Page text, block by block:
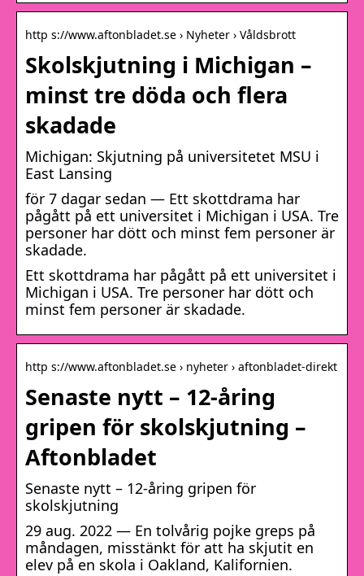
http s://www.aftonbladet.se › Nyheter › Våldsbrott
Skolskjutning i Michigan –
minst tre döda och flera
skadade
Michigan: Skjutning på universitetet MSU i
East Lansing
för 7 dagar sedan — Ett skottdrama har
pågått på ett universitet i Michigan i USA. Tre
personer har dött och minst fem personer är
skadade.
Ett skottdrama har pågått på ett universitet i
Michigan i USA. Tre personer har dött och
minst fem personer är skadade.
http s://www.aftonbladet.se › nyheter › aftonbladet-direkt
Senaste nytt – 12-åring
gripen för skolskjutning –
Aftonbladet
Senaste nytt – 12-åring gripen för
skolskjutning
29 aug. 2022 — En tolvårig pojke greps på
måndagen, misstänkt för att ha skjutit en
elev på en skola i Oakland, Kalifornien.